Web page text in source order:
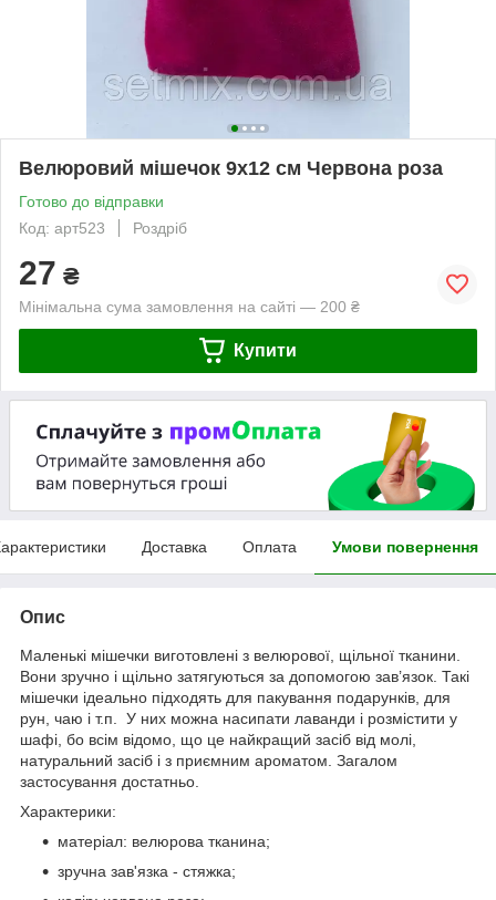
Велюровий мішечок 9х12 см Червона роза
Готово до відправки
Код: арт523
Роздріб
27 ₴
Мінімальна сума замовлення на сайті — 200 ₴
Купити
Доставка Оплата Умови повернення
Опис
Маленькі мішечки виготовлені з велюрової, щільної тканини.
Вони зручно і щільно затягуються за допомогою зав’язок. Такі
мішечки ідеально підходять для пакування подарунків, для
рун, чаю і т.п. У них можна насипати лаванди і розмістити у
шафі, бо всім відомо, що це найкращий засіб від молі,
натуральний засіб і з приємним ароматом. Загалом
застосування достатньо.
Характерики:
матеріал: велюрова тканина;
зручна зав'язка - стяжка;